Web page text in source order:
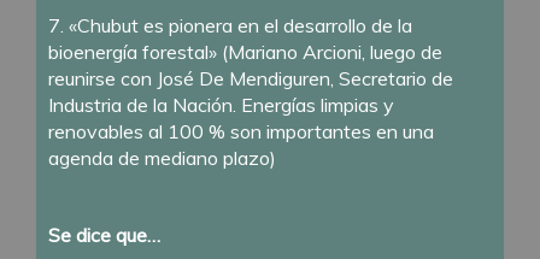
7. «Chubut es pionera en el desarrollo de la
bioenergía forestal» (Mariano Arcioni, luego de
reunirse con José De Mendiguren, Secretario de
Industria de la Nación. Energías limpias y
renovables al 100 % son importantes en una
agenda de mediano plazo)
Se dice que…